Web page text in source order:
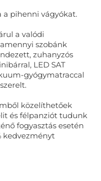
a pihenni vágyókat.
a valódi
szobánk
zuhanyzós
LED SAT
gyógymatraccal
közelíthetőek
és félpanziót tudunk
fogyasztás esetén
kedvezményt